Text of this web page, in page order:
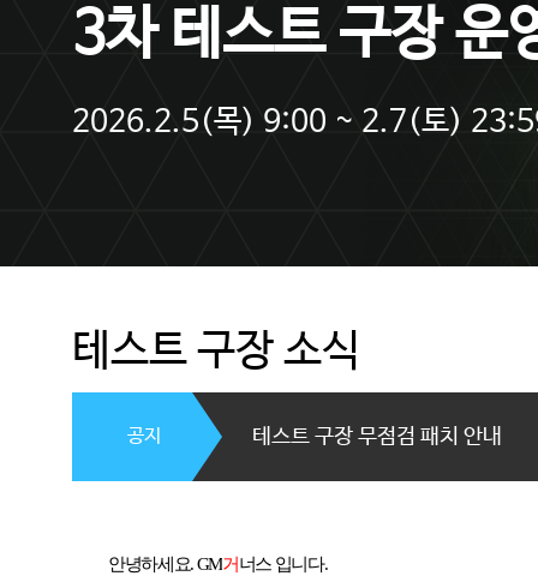
3차 테스트 구장 운
2026.2.5(목) 9:00 ~ 2.7(토)
테스트 구장 소식
테스트 구장 무점검 패치 안내
공지
안녕하세요. GM거너스 입니다.